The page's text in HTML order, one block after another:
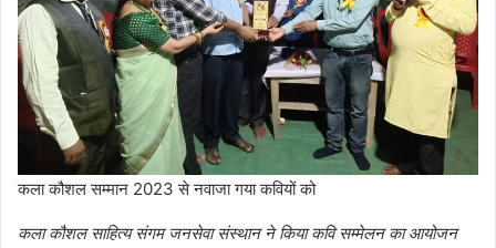
कला कौशल सम्मान 2023 से नवाजा गया कवियों को
कला कौशल साहित्य संगम जनसेवा संस्थान ने किया कवि सम्मेलन का आयोजन